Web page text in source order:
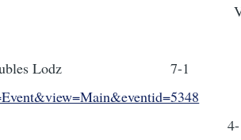
Atlas Mixed
kisat 4-